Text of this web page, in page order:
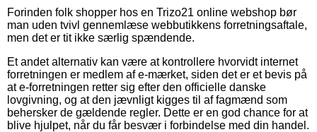
Forinden folk shopper hos en Trizo21 online webshop bør
man uden tvivl gennemlæse webbutikkens forretningsaftale,
men det er tit ikke særlig spændende.
Et andet alternativ kan være at kontrollere hvorvidt internet
forretningen er medlem af e-mærket, siden det er et bevis på
at e-forretningen retter sig efter den officielle danske
lovgivning, og at den jævnligt kigges til af fagmænd som
behersker de gældende regler. Dette er en god chance for at
blive hjulpet, når du får besvær i forbindelse med din handel.